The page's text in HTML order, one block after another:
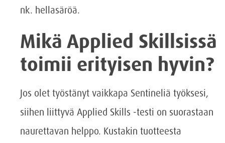
nk. hellasäröä.
Mikä Applied Skillsissä
toimii erityisen hyvin?
Jos olet työstänyt vaikkapa Sentineliä työksesi,
siihen liittyvä Applied Skills -testi on suorastaan
naurettavan helppo. Kustakin tuotteesta